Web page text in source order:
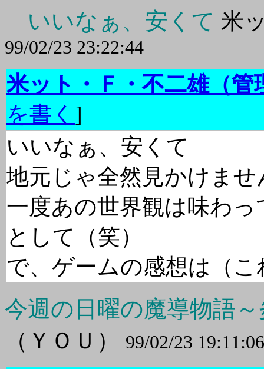
いいなぁ、安くて 米
99/02/23 23:22:44
米ット・Ｆ・不二雄（管
を書く ]
いいなぁ、安くて
地元じゃ全然見かけま
一度あの世界観は味わ
として（笑）
で、ゲームの感想は（
今週の日曜の魔導物語
（ＹＯＵ）
99/02/23 19:11:06